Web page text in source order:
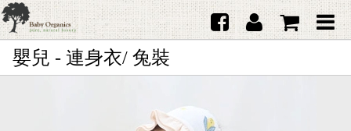
首頁
嬰兒 - 連身衣/ 兔裝